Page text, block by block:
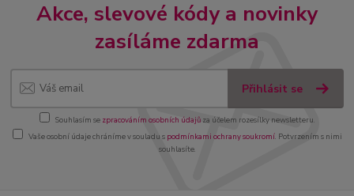
Akce, slevové kódy a novinky
zasíláme zdarma
Přihlásit se
Souhlasím se zpracováním osobních údajůza účelem rozesílky newsletteru.
Vaše osobní údaje chráníme v souladu s podmínkami ochrany soukromí. Potvrzením s nimi
souhlasíte.